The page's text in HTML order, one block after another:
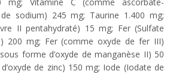
sodium) 245 mg; Taurine 1.400 mg;
II pentahydraté) 15 mg; Fer (Sulfate
200 mg; Fer (comme oxyde de fer III)
forme d’oxyde de manganèse II) 50
de zinc) 150 mg; Iode (Iodate de